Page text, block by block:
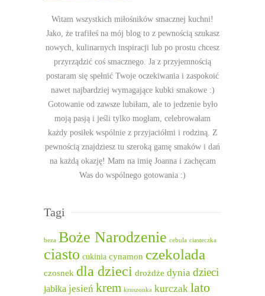
Witam wszystkich miłośników smacznej kuchni!
Jako, że trafiłeś na mój blog to z pewnością szukasz
nowych, kulinarnych inspiracji lub po prostu chcesz
przyrządzić coś smacznego. Ja z przyjemnością
postaram się spełnić Twoje oczekiwania i zaspokoić
nawet najbardziej wymagające kubki smakowe :)
Gotowanie od zawsze lubiłam, ale to jedzenie było
moją pasją i jeśli tylko mogłam, celebrowałam
każdy posiłek wspólnie z przyjaciółmi i rodziną. Z
pewnością znajdziesz tu szeroką gamę smaków i dań
na każdą okazję! Mam na imię Joanna i zachęcam
Was do wspólnego gotowania :)
Tagi
beza Boże Narodzenie cebula ciasteczka
ciasto cukinia cynamon czekolada
czosnek dla dzieci drożdże dynia dzieci
jabłka jesień krem kruszonka kurczak lato